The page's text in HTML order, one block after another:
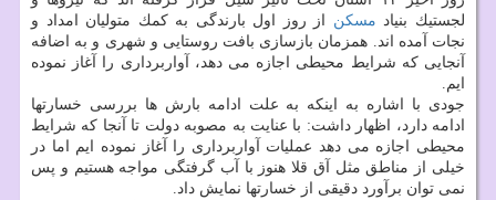
لجستیك بنیاد مسكن از روز اول بارندگی به كمك متولیان امداد و
نجات آمده اند. همزمان بازسازی بافت روستایی و شهری و به اضافه
آنجایی كه شرایط محیطی اجازه می دهد، آواربرداری را آغاز نموده
ایم.
جودی با اشاره به اینكه به علت ادامه بارش ها بررسی خسارتها
ادامه دارد، اظهار داشت: با عنایت به مصوبه دولت تا آنجا كه شرایط
محیطی اجازه می دهد عملیات آواربرداری را آغاز نموده ایم اما در
خیلی از مناطق مثل آق قلا هنوز با آب گرفتگی مواجه هستیم و پس
نمی توان برآورد دقیقی از خسارتها نمایش داد.